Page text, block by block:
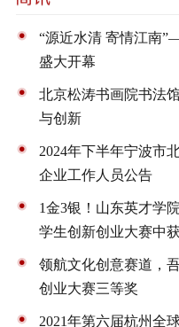
“源近水清 寄情江南
盛大开幕
北京松涛书画院书法
与创新
2024年下半年宁波市
企业工作人员公告
1金3银！山东英才学
学生创新创业大赛中
领航文化创意赛道，
创业大赛三等奖
2021年第六届杭州全